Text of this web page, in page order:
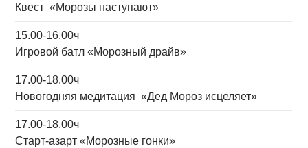
Квест «Морозы наступают»
15.00-16.00ч
Игровой батл «Морозный драйв»
17.00-18.00ч
Новогодняя медитация «Дед Мороз исцеляет»
17.00-18.00ч
Старт-азарт «Морозные гонки»